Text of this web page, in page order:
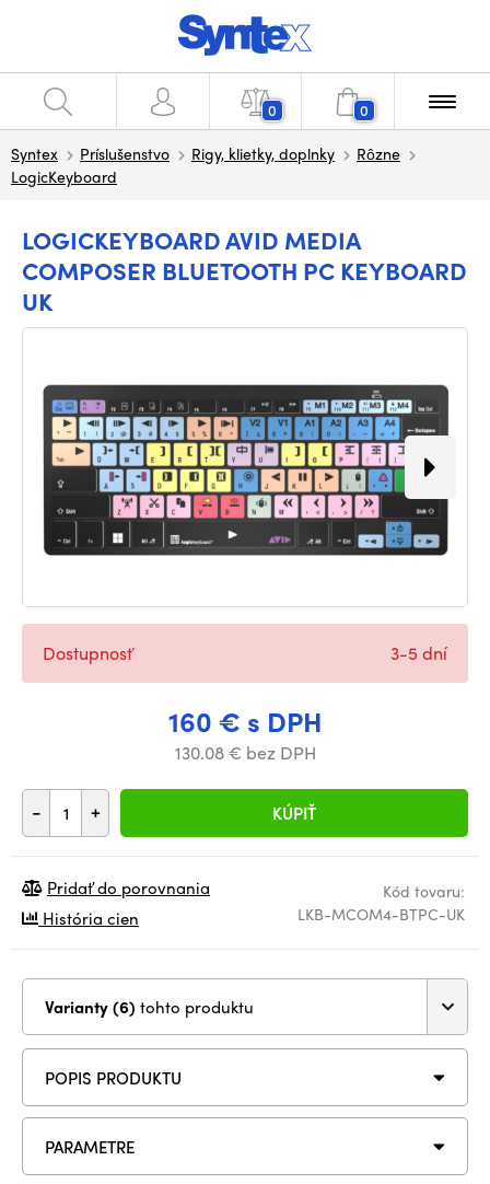
0 0
Syntex Príslušenstvo Rigy, klietky, doplnky
Rôzne
LogicKeyboard
LOGICKEYBOARD AVID MEDIA
COMPOSER BLUETOOTH PC KEYBOARD
UK
160 € s DPH
130.08 € bez DPH
- + KÚPIŤ
Dostupnosť 3-5 dní
Kód tovaru:
LKB-MCOM4-BTPC-UK
Pridať do porovnania
História cien
Varianty (6) tohto produktu
POPIS PRODUKTU
PARAMETRE